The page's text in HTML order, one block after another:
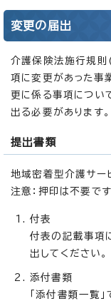
変更の届出
介護保険法施行規
項に変更があった事
更に係る事項につい
出る必要があります。
提出書類
地域密着型介護サー
注意：押印は不要です
付表
付表の記載事項
出してください。
添付書類
「添付書類一覧